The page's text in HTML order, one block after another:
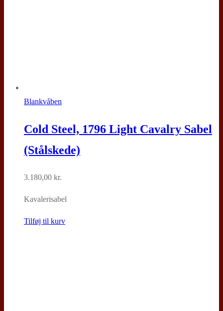
Blankvåben
Cold Steel, 1796 Light Cavalry Sabel
(Stålskede)
3.180,00 kr.
Kavalerisabel
Tilføj til kurv